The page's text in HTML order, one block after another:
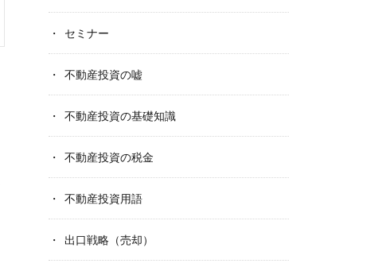
セミナー
不動産投資の嘘
不動産投資の基礎知識
不動産投資の税金
不動産投資用語
出口戦略（売却）